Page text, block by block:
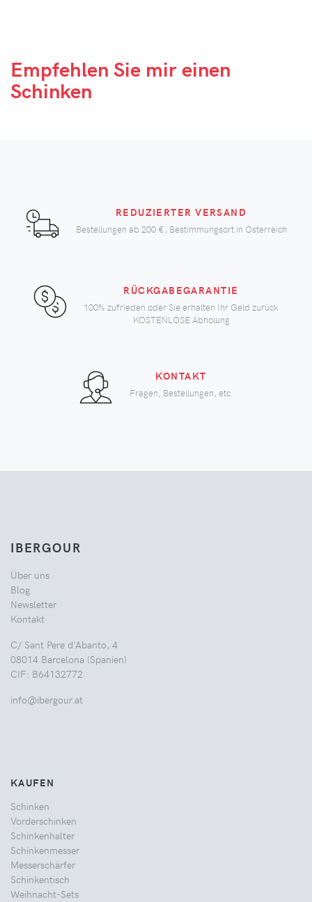
Empfehlen Sie mireinen
Schinken
REDUZIERTER VERSAND
Bestellungen ab 200 €, Bestimmungsort in Österreich
RÜCKGABEGARANTIE
100% zufrieden oder Sie erhalten Ihr Geld zurück
KOSTENLOSE Abholung
KONTAKT
Fragen, Bestellungen, etc.
IBERGOUR
Über uns
Blog
Newsletter
Kontakt
C/ Sant Pere d'Abanto, 4
08014 Barcelona (Spanien)
CIF: B64132772
info@ibergour.at
KAUFEN
Schinken
Vorderschinken
Schinkenhalter
Schinkenmesser
Messerschärfer
Schinkentisch
Weihnacht-Sets